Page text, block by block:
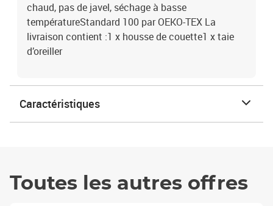
chaud, pas de javel, séchage à basse
températureStandard 100 par OEKO-TEX La
livraison contient :1 x housse de couette1 x taie
d’oreiller
Caractéristiques
Toutes les autres offres